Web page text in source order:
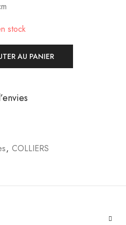
stock
AU PANIER
, COLLIERS